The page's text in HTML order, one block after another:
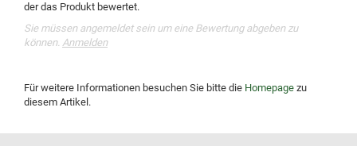
der das Produkt bewertet.
Sie müssen angemeldet sein um eine Bewertung abgeben zu
können. Anmelden
Für weitere Informationen besuchen Sie bitte die Homepage zu
diesem Artikel.